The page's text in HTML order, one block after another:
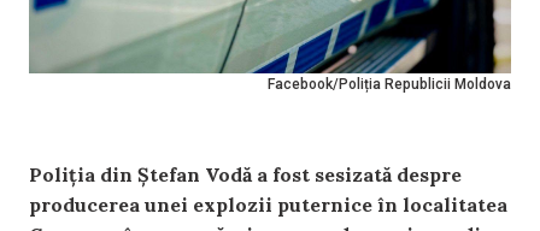
Facebook/Poliția Republicii Moldova
Poliția din Ștefan Vodă a fost sesizată despre
producerea unei explozii puternice în localitatea